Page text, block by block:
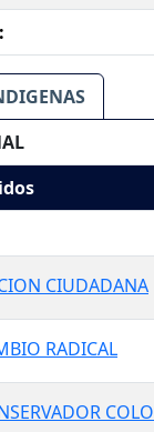
CIUDADANA
RADICAL